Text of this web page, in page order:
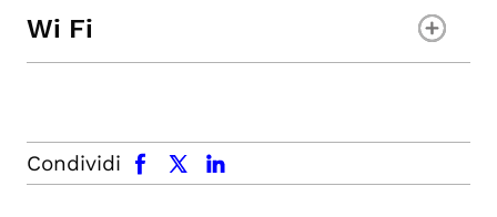
Wi Fi
Condividi
facebook x.com linkedin